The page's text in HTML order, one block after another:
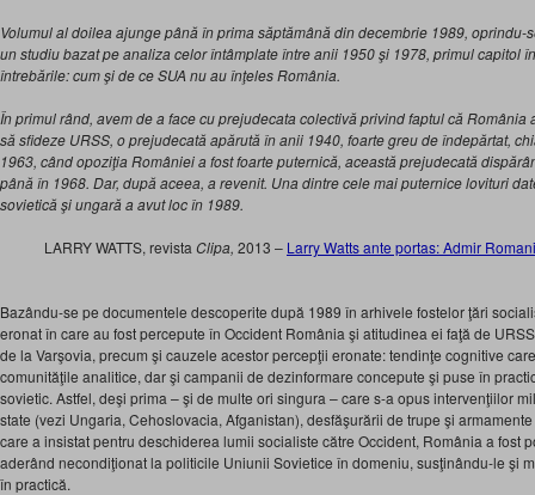
Volumul al doilea ajunge până în prima săptămână din decembrie 1989, oprindu-
un studiu bazat pe analiza celor întâmplate între anii 1950 şi 1978, primul capitol
întrebările: cum şi de ce SUA nu au înţeles România.
În primul rând, avem de a face cu prejudecata colectivă privind faptul că România
să sfideze URSS, o prejudecată apărută în anii 1940, foarte greu de îndepărtat,
1963, când opoziţia României a fost foarte puternică, această prejudecată
până în 1968. Dar, după aceea, a revenit. Una dintre cele mai puternice lovituri
sovietică şi ungară a avut loc în 1989.
LARRY WATTS, revista Clipa, 2013 – Larry Watts ante portas: Admir
Bazându-se pe documentele descoperite după 1989 în arhivele fostelor ţări
eronat în care au fost percepute în Occident România şi atitudinea ei faţă de
de la Varşovia, precum şi cauzele acestor percepţii eronate: tendinţe cognitive
comunităţile analitice, dar şi campanii de dezinformare concepute şi puse în
sovietic. Astfel, deşi prima – şi de multe ori singura – care s-a opus intervenţiilor
state (vezi Ungaria, Cehoslovacia, Afganistan), desfăşurării de trupe şi
care a insistat pentru deschiderea lumii socialiste către Occident, România a fost
aderând necondiţionat la politicile Uniunii Sovietice în domeniu, susţinându-le şi
în practică.